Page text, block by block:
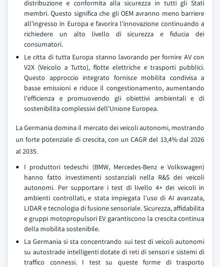
distribuzione e conformita alla sicurezza in tutti gli Stati
membri. Questo significa che gli OEM avranno meno barriere
all'ingresso in Europa e favorira l'innovazione continuando a
richiedere un alto livello di sicurezza e fiducia dei
consumatori.
Le citta di tutta Europa stanno lavorando per fornire AV con
V2X (Veicolo a Tutto), flotte elettriche e trasporti pubblici.
Questo approccio integrato fornisce mobilita condivisa a
basse emissioni e riduce il congestionamento, aumentando
l'efficienza e promuovendo gli obiettivi ambientali e di
sostenibilita complessivi dell'Unione Europea.
La Germania domina il mercato dei veicoli autonomi, mostrando
un forte potenziale di crescita, con un CAGR del 13,4% dal 2026
al 2035.
I produttori tedeschi (BMW, Mercedes-Benz e Volkswagen)
hanno fatto investimenti sostanziali nella R&S dei veicoli
autonomi. Per supportare i test di livello 4+ dei veicoli in
ambienti controllati, e stata impiegata l'uso di AI avanzata,
LIDAR e tecnologia di fusione sensoriale. Sicurezza, affidabilita
e gruppi motopropulsori EV garantiscono la crescita continua
della mobilita sostenibile.
La Germania si sta concentrando sui test di veicoli autonomi
su autostrade intelligenti dotate di reti di sensori e sistemi di
traffico connessi. I test su queste forme di trasporto